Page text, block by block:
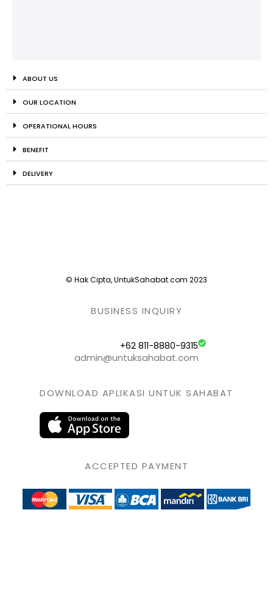
ABOUT US
OUR LOCATION
OPERATIONAL HOURS
BENEFIT
DELIVERY
© Hak Cipta, UntukSahabat.com 2023
BUSINESS INQUIRY
+62 811-8880-9315
admin@untuksahabat.com
DOWNLOAD APLIKASI UNTUK SAHABAT
ACCEPTED PAYMENT